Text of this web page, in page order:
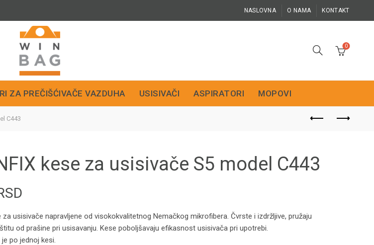
NASLOVNA O NAMA KONTAKT
0
ZA PREČIŠĆIVAČE VAZDUHA USISIVAČI ASPIRATORI MOPOVI
C443
kese za usisivače S5 model C443
za usisivače napravljene od visokokvalitetnog Nemačkog mikrofibera. Čvrste i izdržljive, pružaju
od prašine pri usisavanju. Kese poboljšavaju efikasnost usisivača pri upotrebi.
po jednoj kesi.